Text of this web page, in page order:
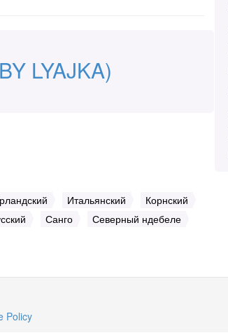
LYAJKA)
Итальянский
Корнский
Санго
Северный ндебеле
Policy